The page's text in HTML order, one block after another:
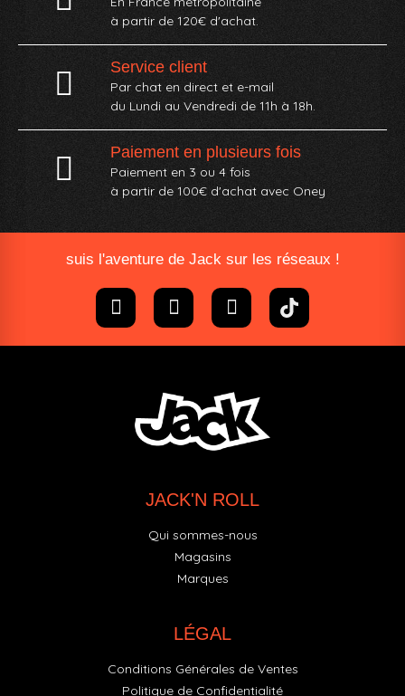
à partir de 120€ d'achat.
Service client
Par chat en direct et e-mail
du Lundi au Vendredi de 11h à 18h.
Paiement en plusieurs fois
Paiement en 3 ou 4 fois
à partir de 100€ d'achat avec Oney​
suis l'aventure de Jack sur les réseaux !
JACK'N ROLL
Qui sommes-nous
Magasins
Marques
LÉGAL
Conditions Générales de Ventes
Politique de Confidentialité